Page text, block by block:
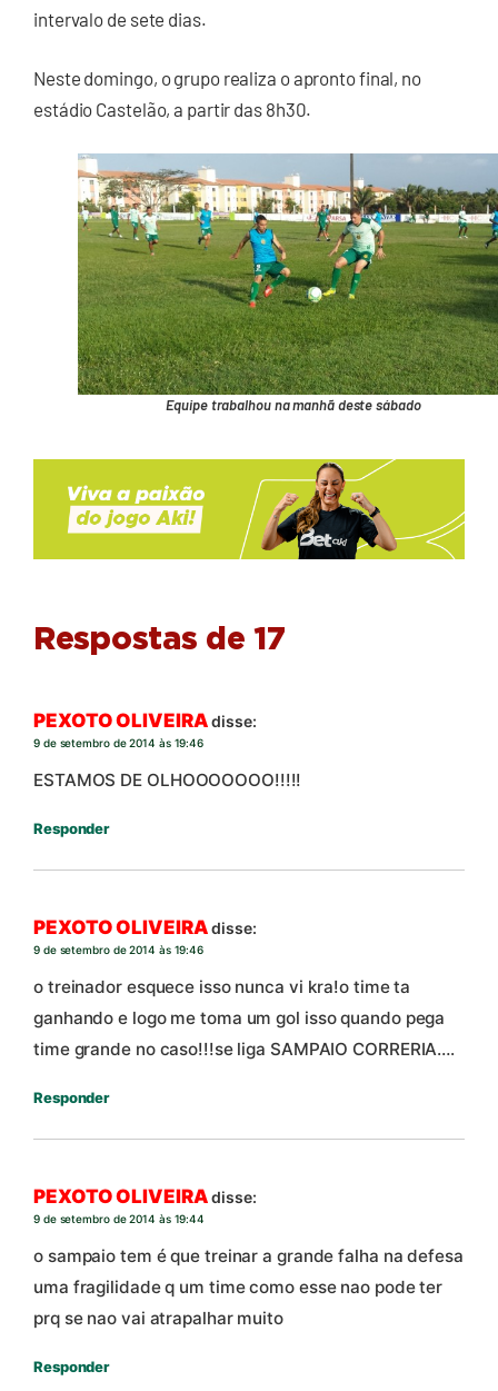
intervalo de sete dias.
Neste domingo, o grupo realiza o apronto final, no
estádio Castelão, a partir das 8h30.
Equipe trabalhou na manhã deste sábado
Respostas de 17
PEXOTO OLIVEIRA disse:
9 de setembro de 2014 às 19:46
ESTAMOS DE OLHOOOOOOO!!!!!
Responder
PEXOTO OLIVEIRA disse:
9 de setembro de 2014 às 19:46
o treinador esquece isso nunca vi kra!o time ta
ganhando e logo me toma um gol isso quando pega
time grande no caso!!!se liga SAMPAIO CORRERIA….
Responder
PEXOTO OLIVEIRA disse:
9 de setembro de 2014 às 19:44
o sampaio tem é que treinar a grande falha na defesa
uma fragilidade q um time como esse nao pode ter
prq se nao vai atrapalhar muito
Responder